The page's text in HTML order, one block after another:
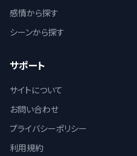
感情から探す
シーンから探す
サポート
サイトについて
お問い合わせ
プライバシーポリシー
利用規約